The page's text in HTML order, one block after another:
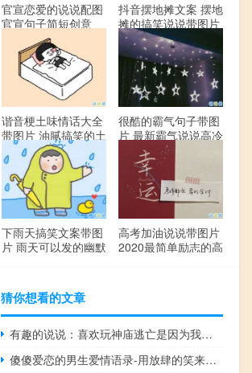
官宣恋爱的说说配图
官宣句子简短创意
抖音摆地摊文案 摆地
摊的搞笑说说带图片
谐音梗土味情话大全
带图片 油腻搞笑的土
味情话
很酷的霸气句子带图
片 最新霸气说说高冷
下雨天搞笑文案带图
片 雨天可以发的幽默
高考加油说说带图片
2020最简单励志的高
猜你想看的文章
有趣的说说：喜欢玩神庙逃亡是因为我喜欢被人追
傻傻爱恋的男生爱情语录-用放肆的笑来麻痹自己心中所受的伤